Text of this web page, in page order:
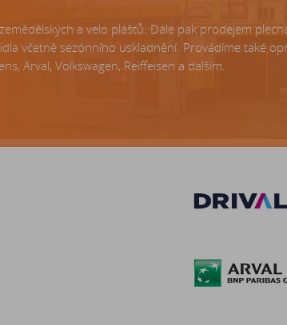
a velo plášťů. Dále pak prodejem
včetně sezónního uskladnění. Provádíme také
Arval, Volkswagen, Reiffeisen a dalším.